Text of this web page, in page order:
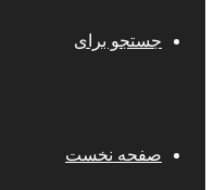
جستجو برای
صفحه نخست